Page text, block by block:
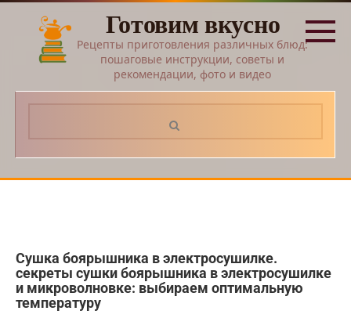
Перейти
контенту
Готовим вкусно
Рецепты приготовления различных блюд:
пошаговые инструкции, советы и
рекомендации, фото и видео
Сушка боярышника в электросушилке.
секреты сушки боярышника в электросушилке
и микроволновке: выбираем оптимальную
температуру